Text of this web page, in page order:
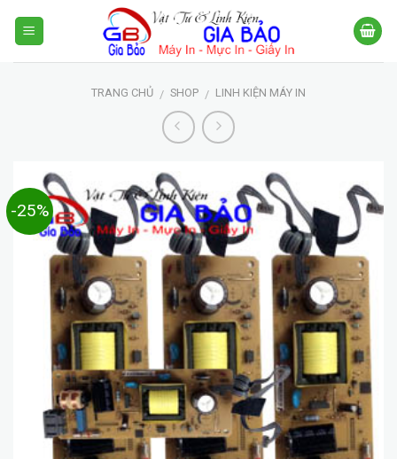
TRANG CHỦ / SHOP / LINH KIỆN MÁY IN
-25%